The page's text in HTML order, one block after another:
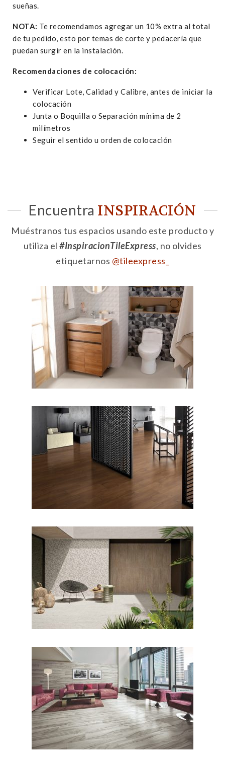
sueñas.
NOTA: Te recomendamos agregar un 10% extra al total
de tu pedido, esto por temas de corte y pedacería que
puedan surgir en la instalación.
Recomendaciones de colocación:
Verificar Lote, Calidad y Calibre, antes de iniciar la
colocación
Junta o Boquilla o Separación mínima de 2
milímetros
Seguir el sentido u orden de colocación
Encuentra INSPIRACIÓN
Muéstranos tus espacios usando este producto y
utiliza el #InspiracionTileExpress, no olvides
etiquetarnos @tileexpress_